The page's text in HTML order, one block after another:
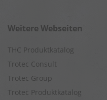
Weitere Webseiten
THC Produktkatalog
Trotec Consult
Trotec Group
Trotec Produktkatalog